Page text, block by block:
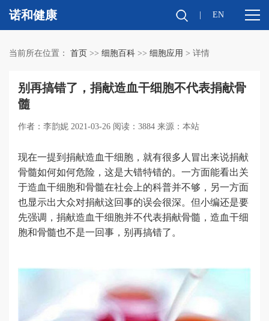
诺和健康 EN
当前所在位置： 首页 >> 细胞百科 >> 细胞应用 > 详情
别再搞错了，捐献造血干细胞不代表捐献骨
髓
作者：李韵妮 2021-03-26 阅读：3884 来源：本站
现在一提到捐献造血干细胞，就有很多人冒出来说捐献
骨髓如何如何危险，这是大错特错的。一方面能看出关
于造血干细胞和骨髓在社会上的科普并不够，另一方面
也显示出大众对捐献这回事的误会很深。但小编还是要
先强调，捐献造血干细胞并不代表捐献骨髓，造血干细
胞和骨髓也不是一回事，别再搞错了。